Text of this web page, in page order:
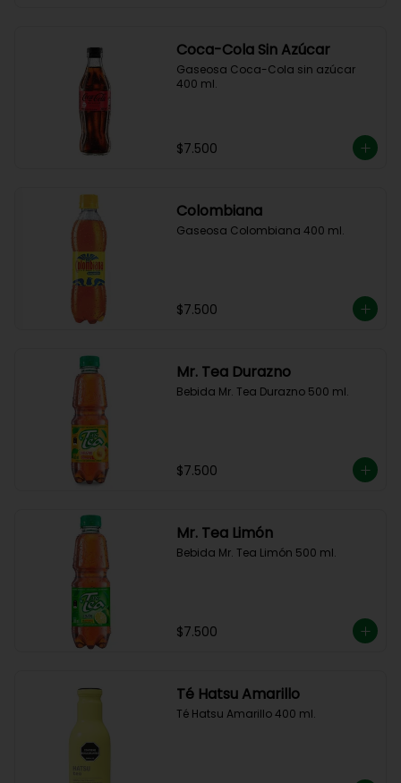
Coca-Cola Sin Azúcar
Gaseosa Coca-Cola sin azúcar
400 ml.
$7.500
Colombiana
Gaseosa Colombiana 400 ml.
$7.500
Mr. Tea Durazno
Bebida Mr. Tea Durazno 500 ml.
$7.500
Mr. Tea Limón
Bebida Mr. Tea Limón 500 ml.
$7.500
Té Hatsu Amarillo
Té Hatsu Amarillo 400 ml.